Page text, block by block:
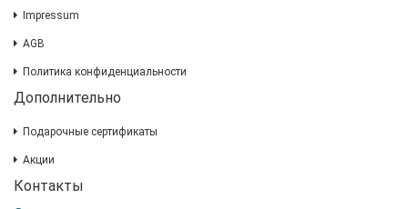
Impressum
AGB
Политика конфиденциальности
Дополнительно
Подарочные сертификаты
Акции
Контакты